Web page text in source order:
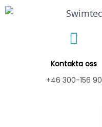
Hoppa
Kontakta oss
+46 300-156 90